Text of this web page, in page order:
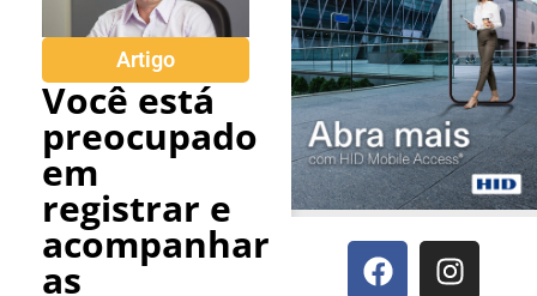
Artigo
Você está
preocupado
em
registrar e
acompanhar
as